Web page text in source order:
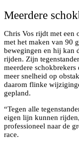
Meerdere
Chris Vos rijdt met een
met het maken van 90
bewegingen en hij kan
rijden. Zijn
meerdere
meer snelheid op
daarom flinke
gepland.
“Tegen alle
eigen lijn kunnen
professioneel naar de
race.